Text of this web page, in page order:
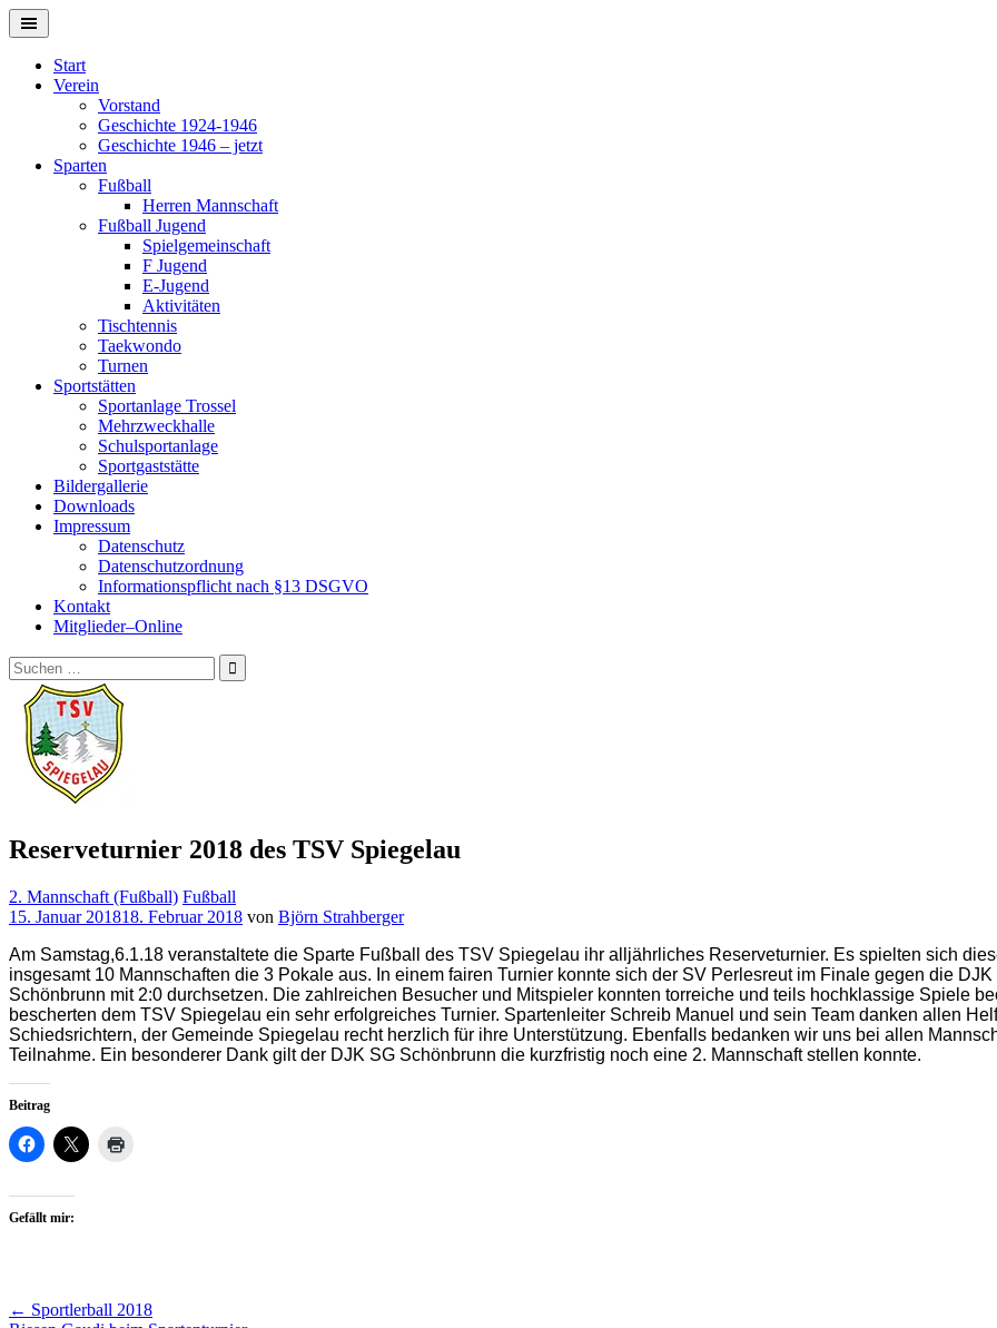
Springe
zum
Start
Verein
Vorstand
Geschichte 1924-1946
Geschichte 1946 – jetzt
Sparten
Fußball
Herren Mannschaft
Fußball Jugend
Spielgemeinschaft
F Jugend
E-Jugend
Aktivitäten
Tischtennis
Taekwondo
Turnen
Sportstätten
Sportanlage Trossel
Mehrzweckhalle
Schulsportanlage
Sportgaststätte
Bildergallerie
Downloads
Impressum
Datenschutz
Datenschutzordnung
Informationspflicht nach §13 DSGVO
Kontakt
Mitglieder–Online
Suchen
nach:
Reserveturnier 2018 des TSV Spiegelau
2. Mannschaft (Fußball) Fußball
15. Januar 201818. Februar 2018 von Björn Strahberger
Am Samstag,6.1.18 veranstaltete die Sparte Fußball des TSV Spiegelau ihr alljährliches Reserveturnier. Es spielten sich
insgesamt 10 Mannschaften die 3 Pokale aus. In einem fairen Turnier konnte sich der SV Perlesreut im Finale gegen die DJK
Schönbrunn mit 2:0 durchsetzen. Die zahlreichen Besucher und Mitspieler konnten torreiche und teils hochklassige Spiele
bescherten dem TSV Spiegelau ein sehr erfolgreiches Turnier. Spartenleiter Schreib Manuel und sein Team danken allen
Schiedsrichtern, der Gemeinde Spiegelau recht herzlich für ihre Unterstützung. Ebenfalls bedanken wir uns bei allen
Teilnahme. Ein besonderer Dank gilt der DJK SG Schönbrunn die kurzfristig noch eine 2. Mannschaft stellen konnte.
Beitrag
Gefällt mir:
Artikel-
← Sportlerball 2018